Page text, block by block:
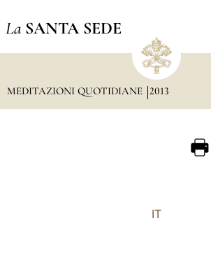
La SANTA SEDE
MEDITAZIONI QUOTIDIANE 2013
IT